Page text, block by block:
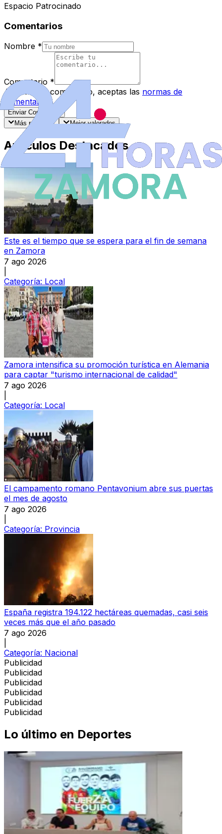
Espacio Patrocinado
Comentarios
Nombre *
Comentario *
Al enviar tu comentario, aceptas las normas de
comentarios .
Enviar Comentario
Más recientes
Mejor valorados
Artículos Destacados
Este es el tiempo que se espera para el fin de semana
en Zamora
7 ago 2026
Categoría: Local
Zamora intensifica su promoción turística en Alemania
para captar "turismo internacional de calidad"
7 ago 2026
Categoría: Local
El campamento romano Pentavonium abre sus puertas
el mes de agosto
7 ago 2026
Categoría: Provincia
España registra 194.122 hectáreas quemadas, casi seis
veces más que el año pasado
7 ago 2026
Categoría: Nacional
Publicidad
Publicidad
Publicidad
Publicidad
Publicidad
Publicidad
Lo último en Deportes